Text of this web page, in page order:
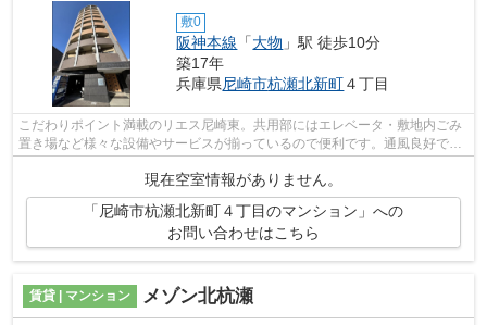
敷0
阪神本線 「大物 」駅 徒歩10分
築17年
兵庫県尼崎市杭瀬北新町４丁目
こだわりポイント満載のリエス尼崎東。共用部にはエレベータ・敷地内ごみ
置き場など様々な設備やサービスが揃っているので便利です。通風良好で常
に新鮮な空気を送り込むマンションを...
現在空室情報がありません。
「尼崎市杭瀬北新町４丁目のマンション」への
お問い合わせはこちら
賃貸 | マンション メゾン北杭瀬